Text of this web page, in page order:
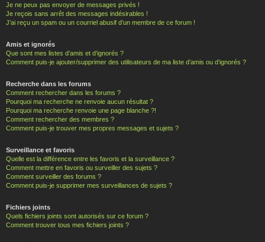
Je ne peux pas envoyer de messages privés !
Je reçois sans arrêt des messages indésirables !
J’ai reçu un spam ou un courriel abusif d’un membre de ce forum !
Amis et ignorés
Que sont mes listes d’amis et d’ignorés ?
Comment puis-je ajouter/supprimer des utilisateurs de ma liste d’amis ou d’ignorés ?
Recherche dans les forums
Comment rechercher dans les forums ?
Pourquoi ma recherche ne renvoie aucun résultat ?
Pourquoi ma recherche renvoie une page blanche ?!
Comment rechercher des membres ?
Comment puis-je trouver mes propres messages et sujets ?
Surveillance et favoris
Quelle est la différence entre les favoris et la surveillance ?
Comment mettre en favoris ou surveiller des sujets ?
Comment surveiller des forums ?
Comment puis-je supprimer mes surveillances de sujets ?
Fichiers joints
Quels fichiers joints sont autorisés sur ce forum ?
Comment trouver tous mes fichiers joints ?